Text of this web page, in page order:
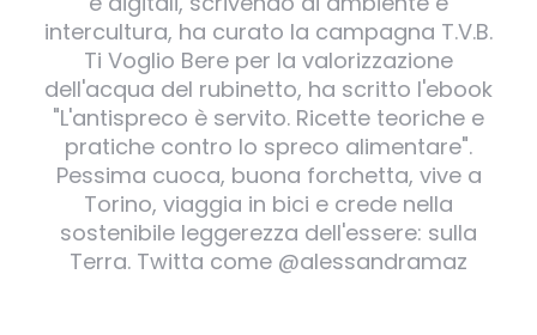
intercultura, ha curato la campagna T.V.B.
Ti Voglio Bere per la valorizzazione
dell'acqua del rubinetto, ha scritto l'ebook
"L'antispreco è servito. Ricette teoriche e
pratiche contro lo spreco alimentare".
Pessima cuoca, buona forchetta, vive a
Torino, viaggia in bici e crede nella
sostenibile leggerezza dell'essere: sulla
Terra. Twitta come @alessandramaz